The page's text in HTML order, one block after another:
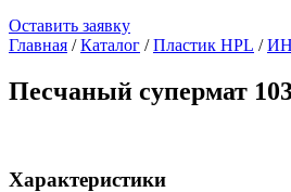
Оставить заявку
Главная /Каталог /Пластик HPL /
Песчаный супермат
Характеристики